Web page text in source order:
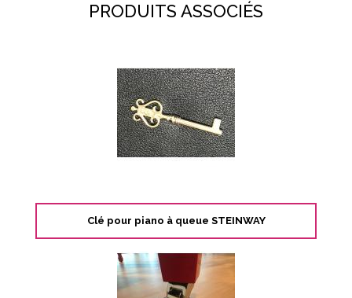
PRODUITS ASSOCIÉS
Clé pour piano à queue STEINWAY